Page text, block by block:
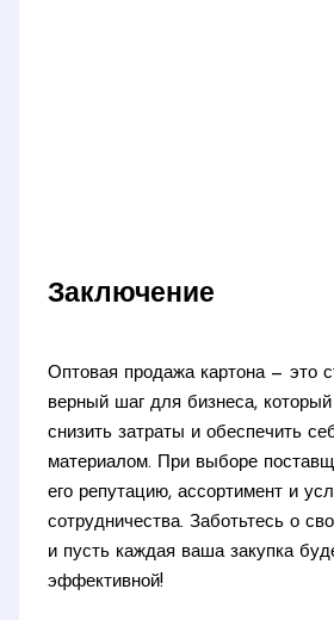
Заключение
Оптовая продажа картона — это
верный шаг для бизнеса, который
снизить затраты и обеспечить
материалом. При выборе
его репутацию, ассортимент и
сотрудничества. Заботьтесь о
и пусть каждая ваша закупка
эффективной!